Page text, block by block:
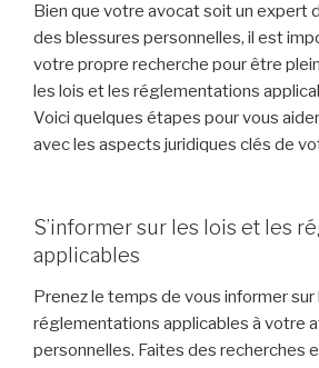
Bien que votre avocat soit un expert
des blessures personnelles, il est
votre propre recherche pour être
les lois et les réglementations
Voici quelques étapes pour vous
avec les aspects juridiques clés de
S’informer sur les lois et les
applicables
Prenez le temps de vous informer sur
réglementations applicables à votre
personnelles. Faites des recherches